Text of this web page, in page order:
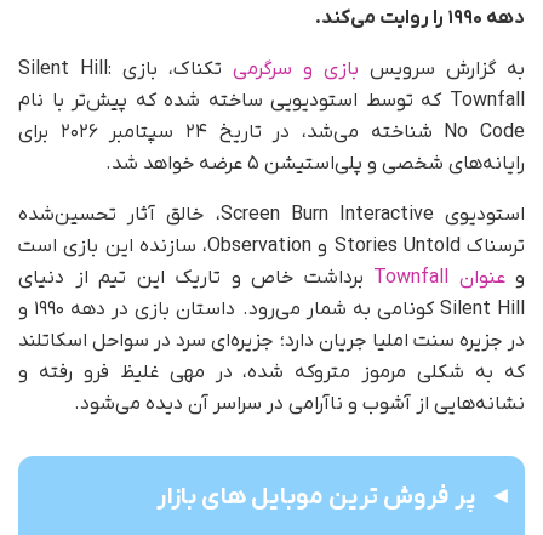
دهه ۱۹۹۰ را روایت می‌کند.
به گزارش سرویس بازی و سرگرمی
تکناک، بازی Silent Hill:
Townfall که توسط استودیویی ساخته شده که پیش‌تر با نام
No Code شناخته می‌شد، در تاریخ ۲۴ سپتامبر ۲۰۲۶ برای
رایانه‌های شخصی و پلی‌استیشن ۵ عرضه خواهد شد.
استودیوی Screen Burn Interactive، خالق آثار تحسین‌شده
ترسناک Stories Untold و Observation، سازنده این بازی است
وعنوان Townfall
برداشت خاص و تاریک این تیم از دنیای
Silent Hill کونامی به شمار می‌رود. داستان بازی در دهه ۱۹۹۰ و
در جزیره سنت املیا جریان دارد؛ جزیره‌ای سرد در سواحل اسکاتلند
که به شکلی مرموز متروکه شده، در مهی غلیظ فرو رفته و
نشانه‌هایی از آشوب و ناآرامی در سراسر آن دیده می‌شود.
پر فروش ترین موبایل های بازار